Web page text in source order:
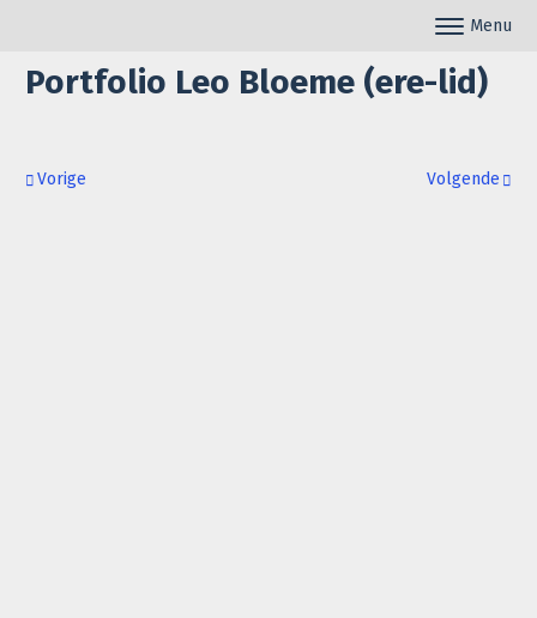
Toggle
Menu
Portfolio Leo Bloeme (ere-lid)
Post navigation
Vorige Volgende